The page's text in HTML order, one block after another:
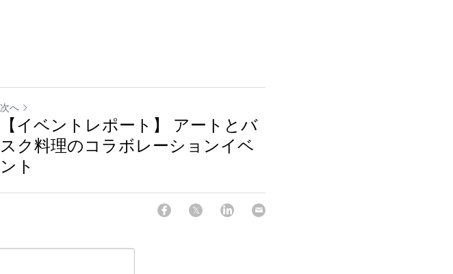
次へ
【イベントレポート】 アートとバ
スク料理のコラボレーションイベ
ント